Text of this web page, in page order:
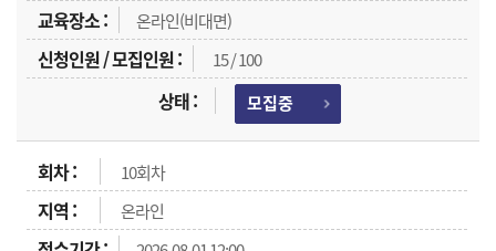
온라인(비대면)
15 / 100
모집중
10회차
온라인